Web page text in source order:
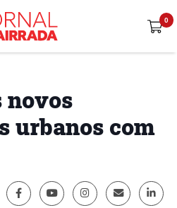
novos
urbanos com